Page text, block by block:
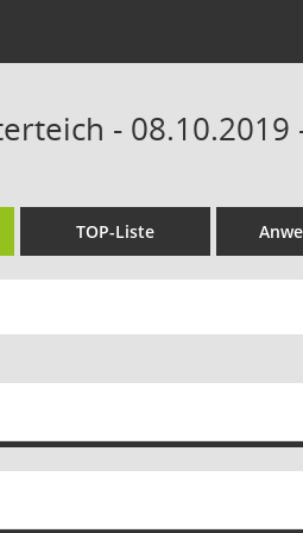
- 08.10.2019
TOP-Liste